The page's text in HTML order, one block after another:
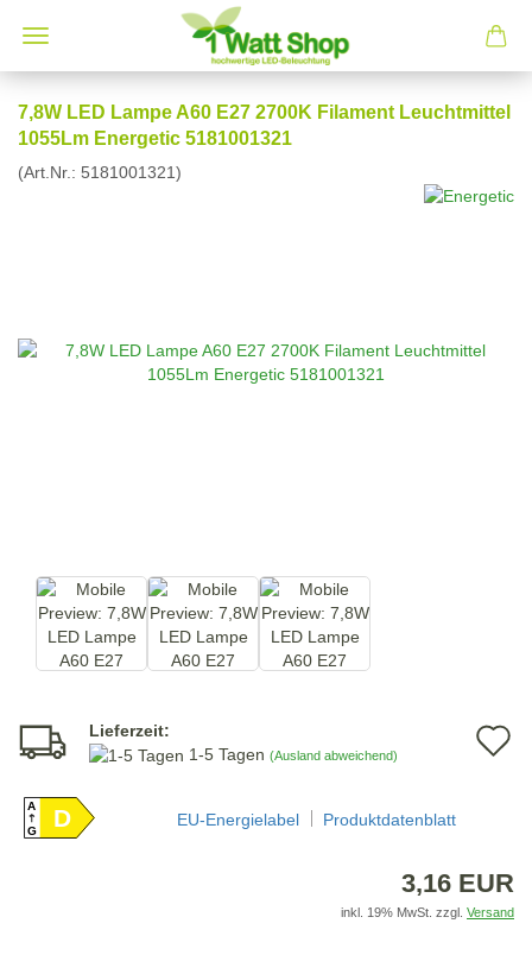
7,8W LED Lampe A60 E27 2700K Filament Leuchtmittel
1055Lm Energetic 5181001321
(Art.Nr.: 5181001321)
Lieferzeit:
1-5 Tagen (Ausland abweichend)
A
GD EU-Energielabel Produktdatenblatt
3,16 EUR
inkl. 19% MwSt. zzgl. Versand